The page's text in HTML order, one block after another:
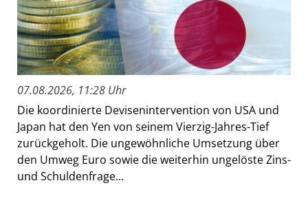
07.08.2026, 11:28 Uhr
Die koordinierte Devisenintervention von USA und
Japan hat den Yen von seinem Vierzig-Jahres-Tief
zurückgeholt. Die ungewöhnliche Umsetzung über
den Umweg Euro sowie die weiterhin ungelöste Zins-
und Schuldenfrage...